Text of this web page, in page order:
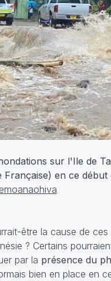
sur l'Ile de
Française) en ce début
être la cause de
? Certains
par la présence du
bien en place en